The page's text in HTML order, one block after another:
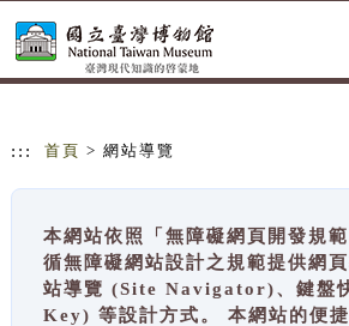
::: 首頁 > 網站導覽
本網站依照「無障礙網頁開發規
循無障礙網站設計之規範提供網
站導覽 (Site Navigator)、鍵盤
Key) 等設計方式。 本網站的便